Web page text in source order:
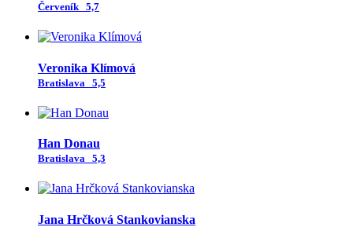
Červeník 5,7
Veronika Klímová
Bratislava 5,5
Han Donau
Bratislava 5,3
Jana Hrčková Stankovianska